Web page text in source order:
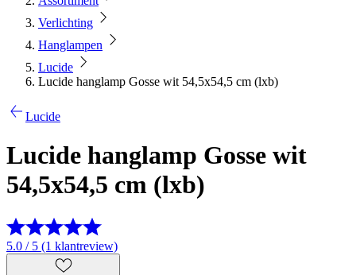
Verlichting
Hanglampen
Lucide
Lucide hanglamp Gosse wit 54,5x54,5 cm (lxb)
Lucide
Lucide hanglamp Gosse wit
54,5x54,5 cm (lxb)
5.0 / 5 (1 klantreview)